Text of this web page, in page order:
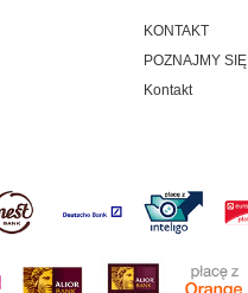
KONTAKT
POZNAJMY SIĘ
Kontakt